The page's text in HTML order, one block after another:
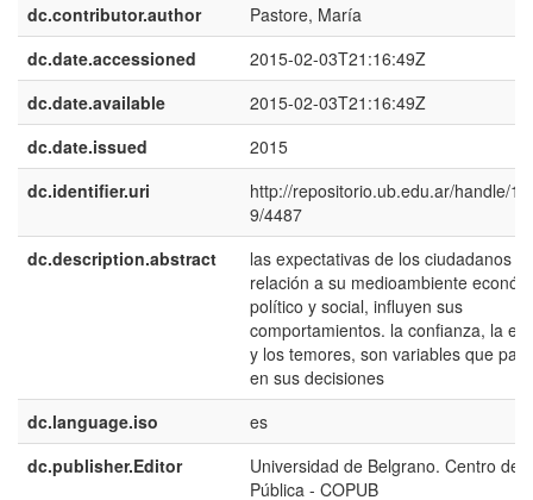
dc.contributor.author
Pastore, María
dc.date.accessioned
2015-02-03T21:16:49Z
dc.date.available
2015-02-03T21:16:49Z
dc.date.issued
2015
dc.identifier.uri
http://repositorio.ub.edu.ar/handle/
9/4487
dc.description.abstract
las expectativas de los ciudadanos
relación a su medioambiente
político y social, influyen sus
comportamientos. la confianza, la
y los temores, son variables que
en sus decisiones
dc.language.iso
es
dc.publisher.Editor
Universidad de Belgrano. Centro de
Pública - COPUB